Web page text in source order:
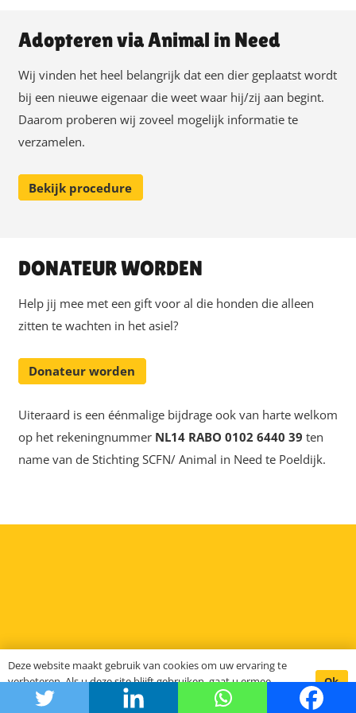
Adopteren via Animal in Need
Wij vinden het heel belangrijk dat een dier geplaatst wordt
bij een nieuwe eigenaar die weet waar hij/zij aan begint.
Daarom proberen wij zoveel mogelijk informatie te
verzamelen.
Bekijk procedure
DONATEUR WORDEN
Help jij mee met een gift voor al die honden die alleen
zitten te wachten in het asiel?
Donateur worden
Uiteraard is een éénmalige bijdrage ook van harte welkom
op het rekeningnummer NL14 RABO 0102 6440 39 ten
name van de Stichting SCFN/ Animal in Need te Poeldijk.
Deze website maakt gebruik van cookies om uw ervaring te
verbeteren. Als u deze site blijft gebruiken, gaat u ermee
akkoord.
Ok